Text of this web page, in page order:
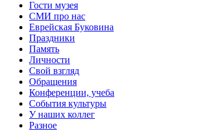
Гости музея
СМИ про нас
Еврейская Буковина
Праздники
Память
Личности
Свой взгляд
Обращения
Конференции, учеба
События культуры
У наших коллег
Разное